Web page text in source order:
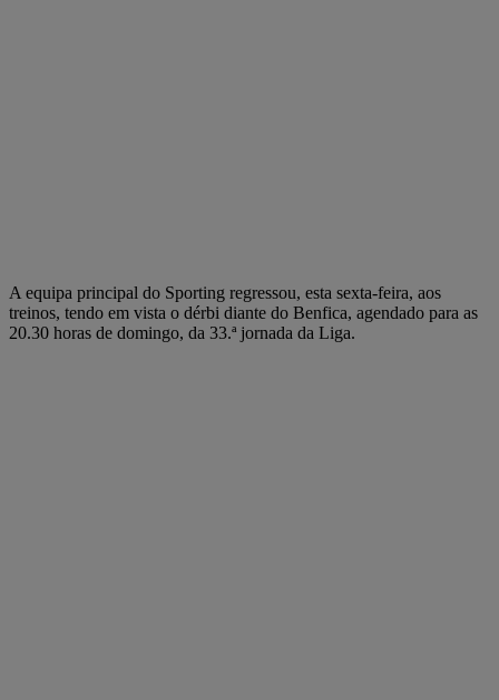
A equipa principal do Sporting regressou, esta sexta-feira, aos
treinos, tendo em vista o dérbi diante do Benfica, agendado para as
20.30 horas de domingo, da 33.ª jornada da Liga.